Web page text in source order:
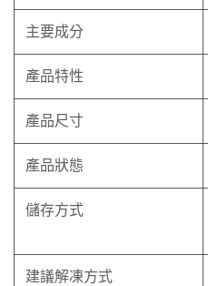
主要成分
產品特性
產品尺寸
產品狀態
儲存方式
建議解凍方式